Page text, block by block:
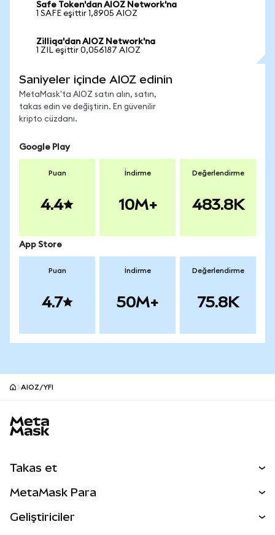
Safe Token'dan AIOZ Network'na
1 SAFE eşittir 1,8905 AIOZ
Zilliqa'dan AIOZ Network'na
1 ZIL eşittir 0,056187 AIOZ
Saniyeler içinde AIOZ edinin
MetaMask'ta AIOZ satın alın, satın,
takas edin ve değiştirin. En güvenilir
kripto cüzdanı.
Google Play
Puan
4.4
İndirme
10M+
Değerlendirme
483.8K
App Store
Puan
4.7
İndirme
50M+
Değerlendirme
75.8K
AIOZ/YFI
Takas et
Perps
MetaMask Para
Geliştiriciler